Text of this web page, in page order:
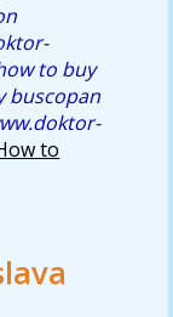
to buy
buscopan
to